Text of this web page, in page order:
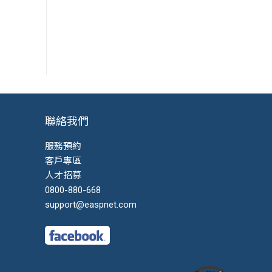
聯絡我們
服務預約
客戶專區
人才招募
0800-880-668
support@easpnet.com